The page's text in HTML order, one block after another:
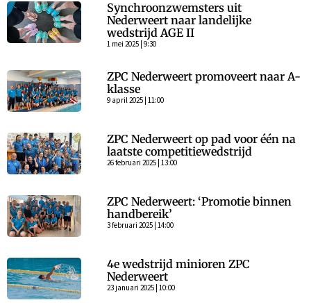
Synchroonzwemsters uit
Nederweert naar landelijke
wedstrijd AGE II
1 mei 2025 | 9:30
ZPC Nederweert promoveert naar A-
klasse
9 april 2025 | 11:00
ZPC Nederweert op pad voor één na
laatste competitiewedstrijd
26 februari 2025 | 13:00
ZPC Nederweert: ‘Promotie binnen
handbereik’
3 februari 2025 | 14:00
4e wedstrijd minioren ZPC
Nederweert
23 januari 2025 | 10:00